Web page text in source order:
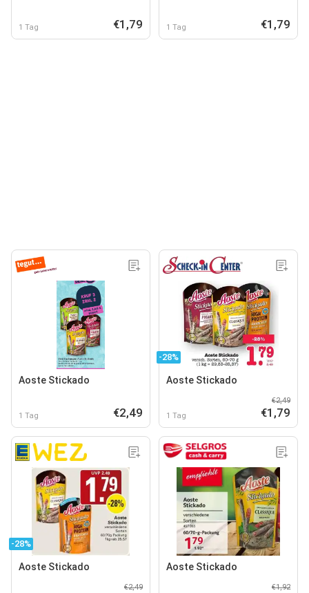
1 Tag €1,79 1 Tag €1,79
Aoste Stickado
1 Tag €2,49
-28%
Aoste Stickado
1 Tag
€2,49
€1,79
-28%
Aoste Stickado
€2,49
Aoste Stickado
€1,92